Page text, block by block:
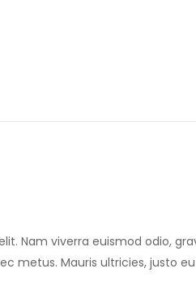
Nam viverra euismod odio,
metus. Mauris ultricies, justo